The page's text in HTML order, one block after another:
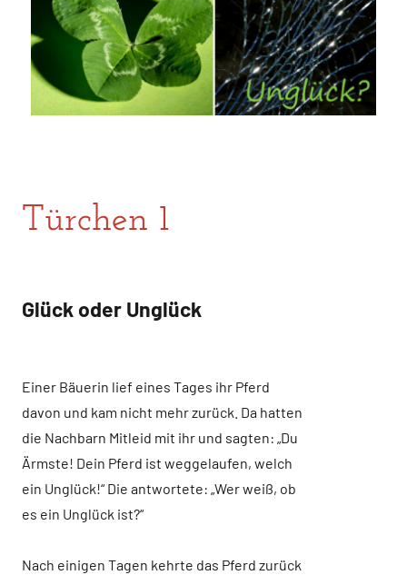
Türchen 1
Glück oder Unglück
Einer Bäuerin lief eines Tages ihr Pferd
davon und kam nicht mehr zurück. Da hatten
die Nachbarn Mitleid mit ihr und sagten: „Du
Ärmste! Dein Pferd ist weggelaufen, welch
ein Unglück!“ Die antwortete: „Wer weiß, ob
es ein Unglück ist?“
Nach einigen Tagen kehrte das Pferd zurück